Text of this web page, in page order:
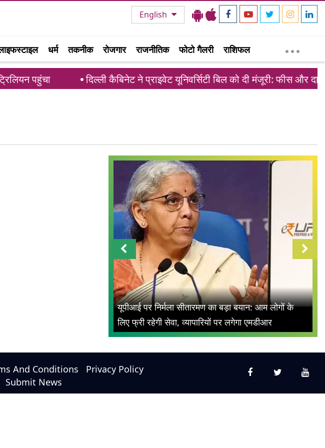
English
धर्म तकनीक रोजगार राजनीतिक फोटो गैलरी राशिफल
पहुंचा दिल्ली कैबिनेट ने प्राइवेट यूनिवर्सिटी बिल को दी मंजूरी: फीस और
यूपीआई पर निर्मला सीतारमण का बड़ा बयान: आम लोगों के
लिए फ्री रहेगी सेवा, व्यापारियों पर लगेगा एमडीआर
And Conditions
Privacy Policy
Submit News